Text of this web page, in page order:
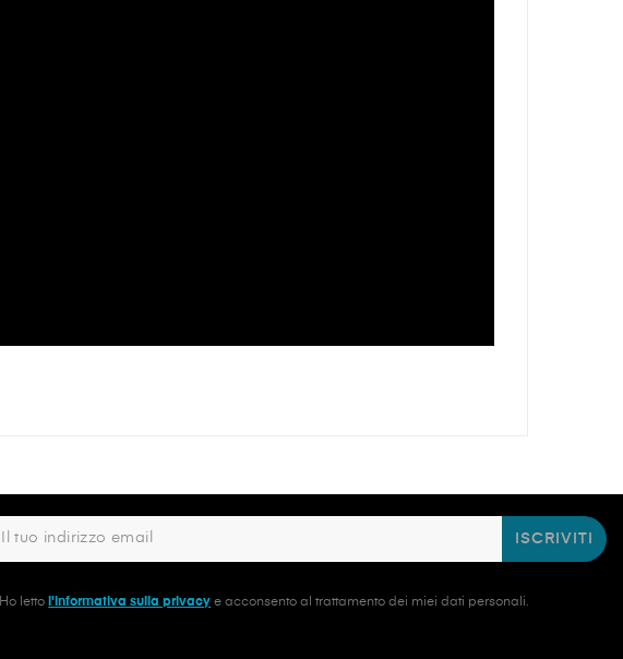
ISCRIVITI
Ho letto l'informativa sulla privacy e acconsento al trattamento dei miei dati personali.